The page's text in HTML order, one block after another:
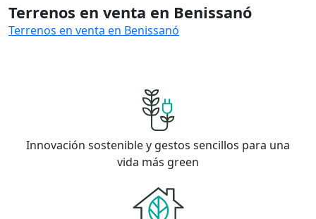
Terrenos en venta en Benissanó
Terrenos en venta en Benissanó
Innovación sostenible y gestos sencillos para una
vida más green